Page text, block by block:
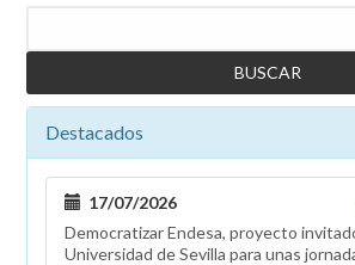
Destacados
17/07/2026
Democratizar Endesa, proyecto
Universidad de Sevilla para unas